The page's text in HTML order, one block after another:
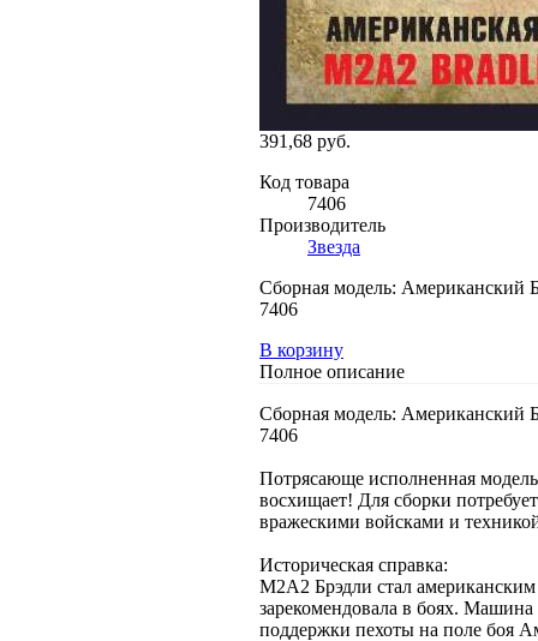
391,68 руб.
Код товара
7406
Производитель
Звезда
Сборная модель: Американский
7406
В корзину
Полное описание
Сборная модель: Американский
7406
Потрясающе исполненная
восхищает! Для сборки
вражескими войсками и
Историческая справка:
М2А2 Брэдли стал
зарекомендовала в боях.
поддержки пехоты на поле боя